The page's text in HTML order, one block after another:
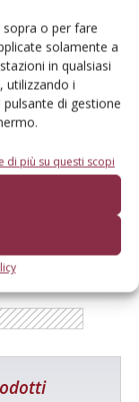
o per fare
solamente a
in qualsiasi
utilizzando i
di gestione
di più su questi scopi
browser per la